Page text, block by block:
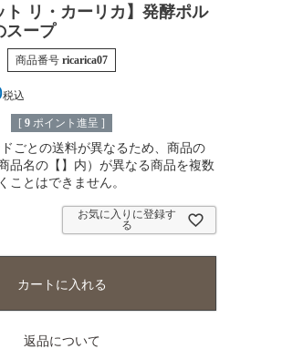
ト リ・カーリカ】発酵ポル
スープ
商品番号 ricarica07
税込
[ 9 ポイント進呈 ]
ごとの送料が異なるため、商品の
品名の【】内）が異なる商品を複数
ことはできません。
お気に入りに登録す
る
カートに入れる
返品について